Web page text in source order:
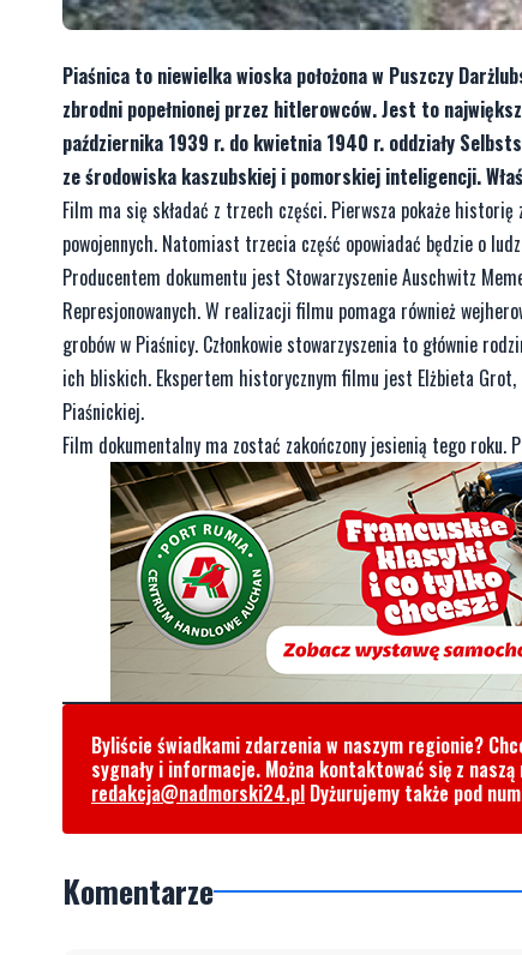
Piaśnica to niewielka wioska położona w Puszczy
zbrodni popełnionej przez hitlerowców. Jest to
października 1939 r. do kwietnia 1940 r. oddziały
ze środowiska kaszubskiej i pomorskiej inteligencji.
Film ma się składać z trzech części. Pierwsza pokaże
powojennych. Natomiast trzecia część opowiadać będzie o
Producentem dokumentu jest Stowarzyszenie Auschwitz
Represjonowanych. W realizacji filmu pomaga również
grobów w Piaśnicy. Członkowie stowarzyszenia to głównie
ich bliskich. Ekspertem historycznym filmu jest Elżbieta Grot,
Piaśnickiej.
Film dokumentalny ma zostać zakończony jesienią tego roku.
Byliście świadkami zdarzenia w naszym regionie?
sygnały i informacje. Można kontaktować się z
redakcja@nadmorski24.pl Dyżurujemy także pod
Komentarze